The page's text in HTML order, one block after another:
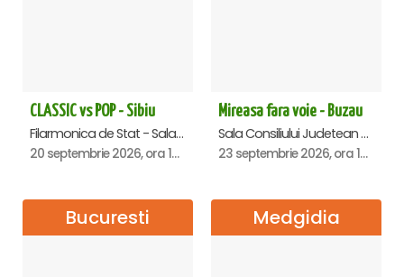
CLASSIC vs POP - Sibiu
Filarmonica de Stat - Sala Thalia, Sibiu
20 septembrie 2026, ora 19:00
Mireasa fara voie - Buzau
Sala Consiliului Judetean Buzau, Buzau
23 septembrie 2026, ora 19:29
Bucuresti Medgidia